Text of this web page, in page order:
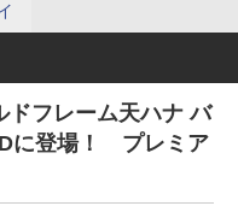
ドフレーム天ハナ バ
に登場！ プレミア